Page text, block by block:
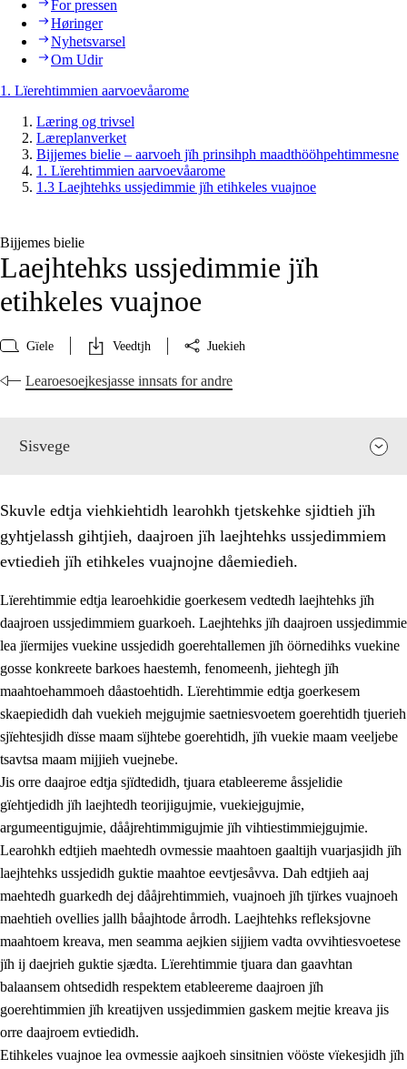
For pressen
Høringer
Nyhetsvarsel
Om Udir
1. Lïerehtimmien aarvoevåarome
Læring og trivsel
Læreplanverket
Bijjemes bielie – aarvoeh jïh prinsihph maadthööhpehtimmesne
1. Lïerehtimmien aarvoevåarome
1.3 Laejhtehks ussjedimmie jïh etihkeles vuajnoe
Bijjemes bielie
Laejhtehks ussjedimmie jïh
etihkeles vuajnoe
Gïele Veedtjh Juekieh
Learoesoejkesjasse innsats for andre
Sisvege
1. Lïerehtimmien aarvoevåarome
1.1 Almetjeaarvoe
1.2 Identiteete jïh kulturellen gellievoete
1.3 Laejhtehks ussjedimmie jïh etihkeles vuajnoe
1.4
Skaepiedimmievoeteaavoe, eadtjohkevoete jïh
goerehtimmievæljoe
1.5 Eatnemem krööhkestidh jïh byjresegoerkesevoete
1.6 Demokratije jïh meatanårrome
Skuvle edtja viehkiehtidh learohkh tjetskehke sjidtieh jïh
gyhtjelassh gihtjieh, daajroen jïh laejhtehks ussjedimmiem
evtiedieh jïh etihkeles vuajnojne dåemiedieh.
Lïerehtimmie edtja learoehkidie goerkesem vedtedh laejhtehks jïh
daajroen ussjedimmiem guarkoeh. Laejhtehks jïh daajroen ussjedimmie
lea jïermijes vuekine ussjedidh goerehtallemen jïh öörnedihks vuekine
gosse konkreete barkoes haestemh, fenomeenh, jiehtegh jïh
maahtoehammoeh dåastoehtidh. Lïerehtimmie edtja goerkesem
skaepiedidh dah vuekieh mejgujmie saetniesvoetem goerehtidh tjuerieh
sjïehtesjidh dïsse maam sïjhtebe goerehtidh, jïh vuekie maam veeljebe
tsavtsa maam mijjieh vuejnebe.
Jis orre daajroe edtja sjïdtedidh, tjuara etableereme åssjelidie
gïehtjedidh jïh laejhtedh teorijigujmie, vuekiejgujmie,
argumeentigujmie, dååjrehtimmigujmie jïh vihtiestimmiejgujmie.
Learohkh edtjieh maehtedh ovmessie maahtoen gaaltijh vuarjasjidh jïh
laejhtehks ussjedidh guktie maahtoe eevtjesåvva. Dah edtjieh aaj
maehtedh guarkedh dej dååjrehtimmieh, vuajnoeh jïh tjïrkes vuajnoeh
maehtieh ovellies jallh båajhtode årrodh. Laejhtehks refleksjovne
maahtoem kreava, men seamma aejkien sijjiem vadta ovvihtiesvoetese
jïh ij daejrieh guktie sjædta. Lïerehtimmie tjuara dan gaavhtan
balaansem ohtsedidh respektem etableereme daajroen jïh
goerehtimmien jïh kreatijven ussjedimmien gaskem mejtie kreava jis
orre daajroem evtiedidh.
Etihkeles vuajnoe lea ovmessie aajkoeh sinsitnien vööste vïekesjidh jïh